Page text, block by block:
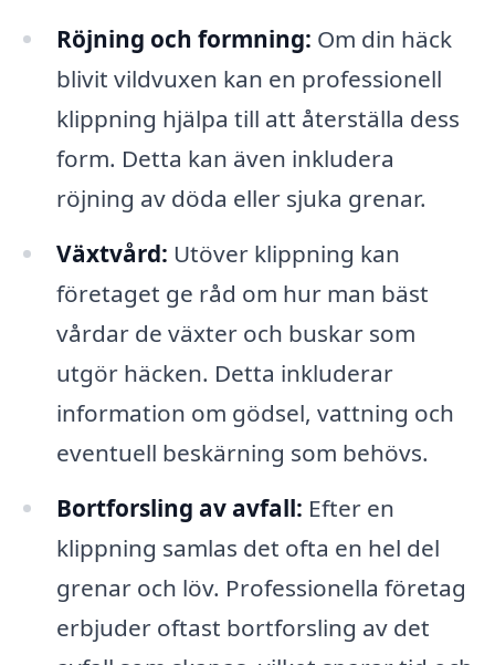
Röjning och formning: Om din häck
blivit vildvuxen kan en professionell
klippning hjälpa till att återställa dess
form. Detta kan även inkludera
röjning av döda eller sjuka grenar.
Växtvård: Utöver klippning kan
företaget ge råd om hur man bäst
vårdar de växter och buskar som
utgör häcken. Detta inkluderar
information om gödsel, vattning och
eventuell beskärning som behövs.
Bortforsling av avfall: Efter en
klippning samlas det ofta en hel del
grenar och löv. Professionella företag
erbjuder oftast bortforsling av det